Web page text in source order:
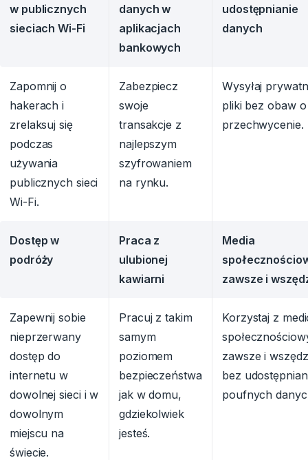
w publicznych
sieciach Wi-Fi
danych w
aplikacjach
bankowych
udostępnianie
danych
Zapomnij o
hakerach i
zrelaksuj się
podczas
używania
publicznych sieci
Wi-Fi.
Zabezpiecz
swoje
transakcje z
najlepszym
szyfrowaniem
na rynku.
Wysyłaj
pliki bez obaw
przechwycenie.
Dostęp w
podróży
Praca z
ulubionej
kawiarni
Media
zawsze i
Zapewnij sobie
nieprzerwany
dostęp do
internetu w
dowolnej sieci i w
dowolnym
miejscu na
świecie.
Pracuj z takim
samym
poziomem
bezpieczeństwa
jak w domu,
gdziekolwiek
jesteś.
Korzystaj z
zawsze i
bez
poufnych